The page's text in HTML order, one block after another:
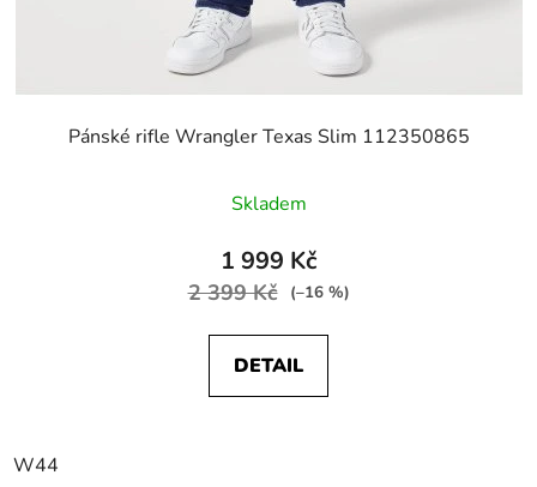
Pánské rifle Wrangler Texas Slim 112350865
Skladem
1 999 Kč
2 399 Kč (–16 %)
DETAIL
W44